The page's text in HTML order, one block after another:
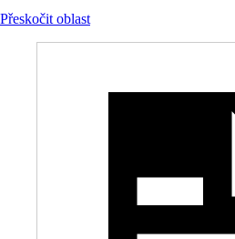
Přeskočit oblast